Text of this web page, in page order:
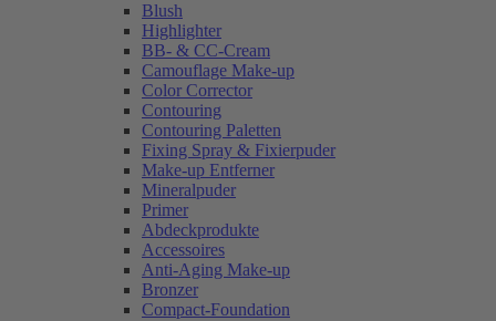
Blush
Highlighter
BB- & CC-Cream
Camouflage Make-up
Color Corrector
Contouring
Contouring Paletten
Fixing Spray & Fixierpuder
Make-up Entferner
Mineralpuder
Primer
Abdeckprodukte
Accessoires
Anti-Aging Make-up
Bronzer
Compact-Foundation